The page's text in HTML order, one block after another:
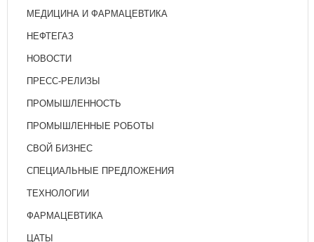
МЕДИЦИНА И ФАРМАЦЕВТИКА
НЕФТЕГАЗ
НОВОСТИ
ПРЕСС-РЕЛИЗЫ
ПРОМЫШЛЕННОСТЬ
ПРОМЫШЛЕННЫЕ РОБОТЫ
СВОЙ БИЗНЕС
СПЕЦИАЛЬНЫЕ ПРЕДЛОЖЕНИЯ
ТЕХНОЛОГИИ
ФАРМАЦЕВТИКА
ЦАТЫ